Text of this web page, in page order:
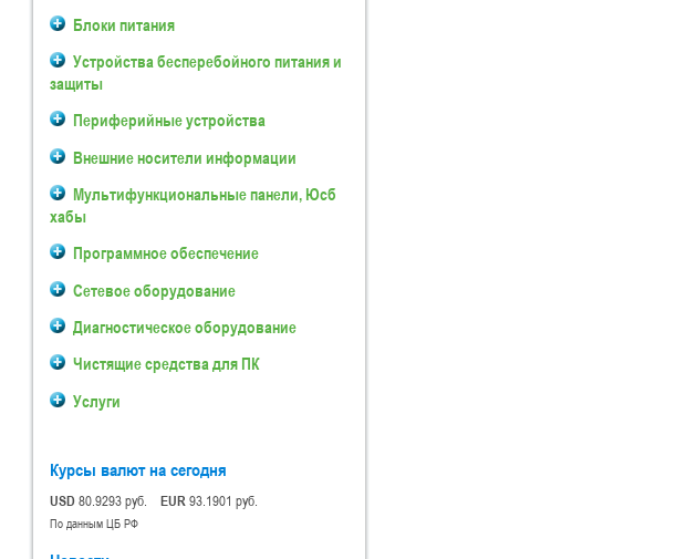
Блоки питания
Устройства бесперебойного питания и
защиты
Периферийные устройства
Внешние носители информации
Мультифункциональные панели, Юсб
хабы
Программное обеспечение
Сетевое оборудование
Диагностическое оборудование
Чистящие средства для ПК
Услуги
Курсы валют на сегодня
USD80.9293 руб. EUR93.1901 руб.
По данным ЦБ РФ